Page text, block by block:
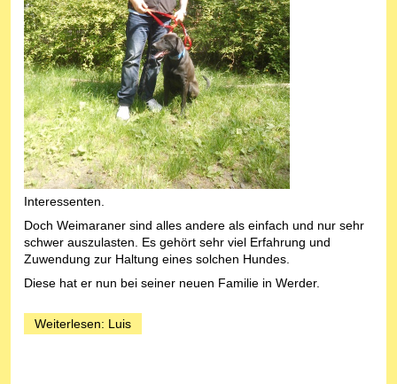
Interessenten.
Doch Weimaraner sind alles andere als einfach und nur sehr
schwer auszulasten. Es gehört sehr viel Erfahrung und
Zuwendung zur Haltung eines solchen Hundes.
Diese hat er nun bei seiner neuen Familie in Werder.
Weiterlesen: Luis